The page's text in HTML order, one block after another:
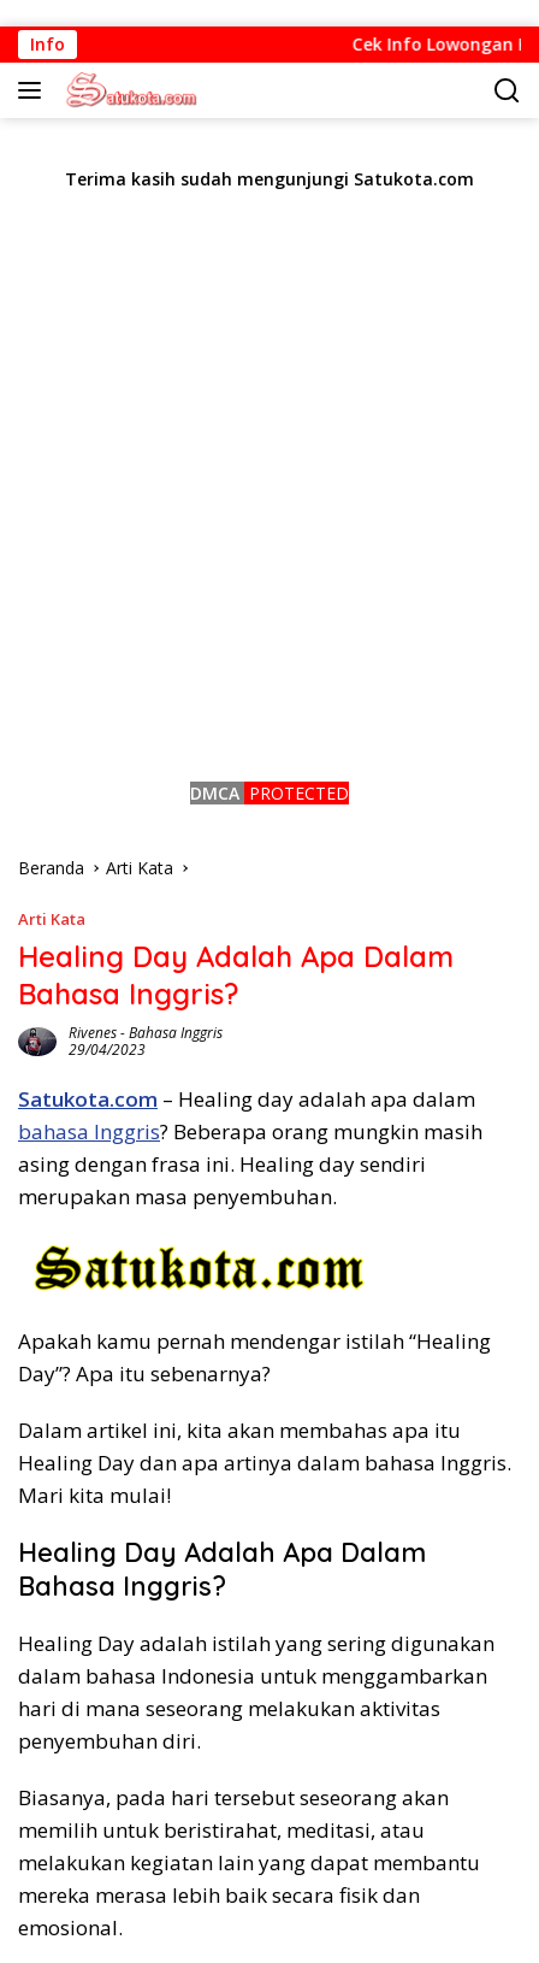
Langsung
ke
konten
Info Cek Info Lowongan
Terima kasih sudah mengunjungi Satukota.com
DMCA PROTECTED
Beranda Arti Kata
Arti Kata
Healing Day Adalah Apa Dalam
Bahasa Inggris?
Rivenes-Bahasa Inggris
29/04/2023
Satukota.com – Healing day adalah apa dalam
bahasa Inggris? Beberapa orang mungkin masih
asing dengan frasa ini. Healing day sendiri
merupakan masa penyembuhan.
Apakah kamu pernah mendengar istilah “Healing
Day”? Apa itu sebenarnya?
Dalam artikel ini, kita akan membahas apa itu
Healing Day dan apa artinya dalam bahasa Inggris.
Mari kita mulai!
Healing Day Adalah Apa Dalam
Bahasa Inggris?
Healing Day adalah istilah yang sering digunakan
dalam bahasa Indonesia untuk menggambarkan
hari di mana seseorang melakukan aktivitas
penyembuhan diri.
Biasanya, pada hari tersebut seseorang akan
memilih untuk beristirahat, meditasi, atau
melakukan kegiatan lain yang dapat membantu
mereka merasa lebih baik secara fisik dan
emosional.